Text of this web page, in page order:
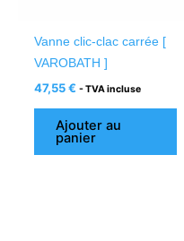
Vanne clic-clac carrée [
VAROBATH ]
47,55€ - TVA incluse
Ajouter au
panier